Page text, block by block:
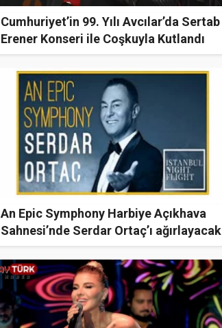
Cumhuriyet’in 99. Yılı Avcılar’da Sertab
Erener Konseri ile Coşkuyla Kutlandı
An Epic Symphony Harbiye Açıkhava
Sahnesi’nde Serdar Ortaç’ı ağırlayacak